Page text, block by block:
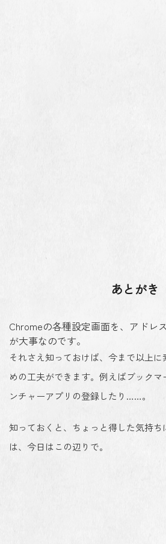
あとがき
Chromeの各種設定画面を、アドレ
が大事なのです。
それさえ知っておけば、今まで以上
めの工夫ができます。例えばブック
ンチャーアプリの登録したり……。
知っておくと、ちょっと得した気持
は、今日はこの辺りで。